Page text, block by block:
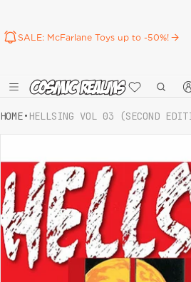
SALE: McFarlane Toys up to -50%!
HOME• HELLSING VOL 03 (SECOND